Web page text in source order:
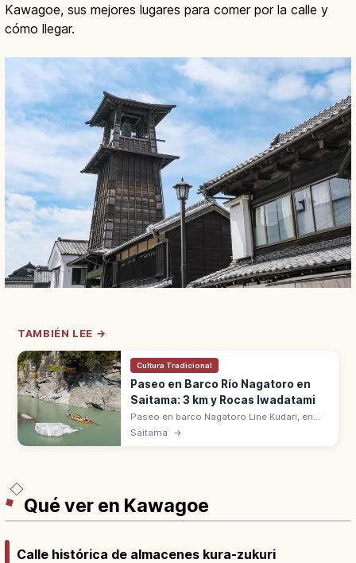
Kawagoe, sus mejores lugares para comer por la calle y
cómo llegar.
TAMBIÉN LEE →
Cultura Tradicional
Paseo en Barco Río Nagatoro en
Saitama: 3 km y Rocas Iwadatami
Paseo en barco Nagatoro Line Kudari, en
Saitama, desciende 3 km por el río Arakawa
Saitama →
Qué ver en Kawagoe
Calle histórica de almacenes kura-zukuri